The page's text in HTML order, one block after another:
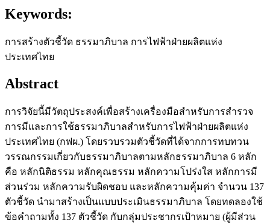
Keywords:
การสร้างตัวชี้วัด ธรรมาภิบาล การไฟฟ้าฝ่ายผลิตแห่ง
ประเทศไทย
Abstract
การวิจัยนี้มีวัตถุประสงค์เพื่อสร้างเครื่องมือสำหรับการสำรวจ
การมีและการใช้ธรรมาภิบาลสำหรับการไฟฟ้าฝ่ายผลิตแห่ง
ประเทศไทย (กฟผ.) โดยรวบรวมตัวชี้วัดที่ได้จากการทบทวน
วรรณกรรมเกี่ยวกับธรรมาภิบาลตามหลักธรรมาภิบาล 6 หลัก
คือ หลักนิติธรรม หลักคุณธรรม หลักความโปร่งใส หลักการมี
ส่วนร่วม หลักความรับผิดชอบ และหลักความคุ้มค่า จำนวน 137
ตัวชี้วัด นำมาสร้างเป็นแบบประเมินธรรมาภิบาล โดยทดลองใช้
ข้อคำถามทั้ง 137 ตัวชี้วัด กับกลุ่มประชากรเป้าหมาย (ผู้มีส่วน